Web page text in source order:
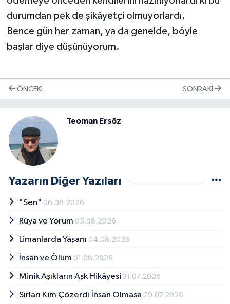
durumdan pek de şikâyetçi olmuyorlardı.
Bence gün her zaman, ya da genelde, böyle
başlar diye düşünüyorum.
ÖNCEKI SONRAKI
Teoman Ersöz
Yazarın Diğer Yazıları
"Sen" 06.08.2026
Rüya ve Yorum 05.08.2026
Limanlarda Yaşam 04.08.2026
İnsan ve Ölüm 01.08.2026
Minik Aşıkların Aşk Hikâyesi 31.07.2026
Sırları Kim Çözerdi İnsan Olmasa 29.07.2026